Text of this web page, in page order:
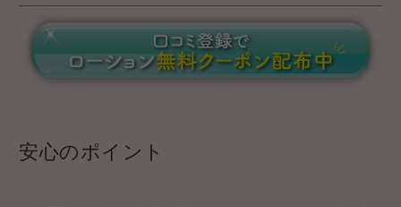
安心のポイント